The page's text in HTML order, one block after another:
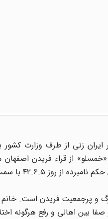
از قراء فریدن
کدخدایی در این قریه مشغول به کار شده است.
و پرجمعیت فریدن است. خانم